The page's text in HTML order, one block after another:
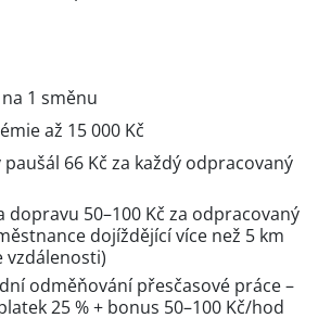
1 směnu
až 15 000 Kč
66 Kč za každý odpracovaný
dopravu 50–100 Kč za odpracovaný
dojíždějící více než 5 km
vzdálenosti)
odměňování přesčasové práce –
25 % + bonus 50–100 Kč/hod